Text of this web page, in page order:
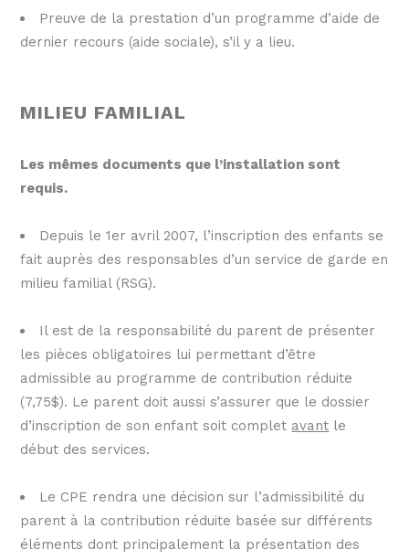
Preuve de la prestation d’un programme d’aide de
dernier recours (aide sociale), s’il y a lieu.
MILIEU FAMILIAL
Les mêmes documents que l’installation sont
requis.
Depuis le 1er avril 2007, l’inscription des enfants se
fait auprès des responsables d’un service de garde en
milieu familial (RSG).
Il est de la responsabilité du parent de présenter
les pièces obligatoires lui permettant d’être
admissible au programme de contribution réduite
(7,75$). Le parent doit aussi s’assurer que le dossier
d’inscription de son enfant soit complet avant le
début des services.
Le CPE rendra une décision sur l’admissibilité du
parent à la contribution réduite basée sur différents
éléments dont principalement la présentation des